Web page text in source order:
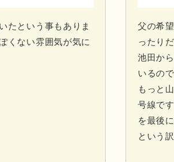
たという事もありま
くない雰囲気が気に
父の希
ったり
池田か
いるの
もっと
号線で
を最後
という